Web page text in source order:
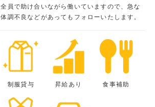
全員で助け合いながら働いていますので、急な
体調不良などがあってもフォローいたします。
制服貸与 昇給あり 食事補助